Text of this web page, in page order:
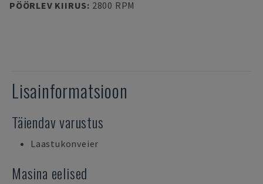
PÖÖRLEV KIIRUS: 2800 RPM
Lisainformatsioon
Täiendav varustus
Laastukonveier
Masina eelised